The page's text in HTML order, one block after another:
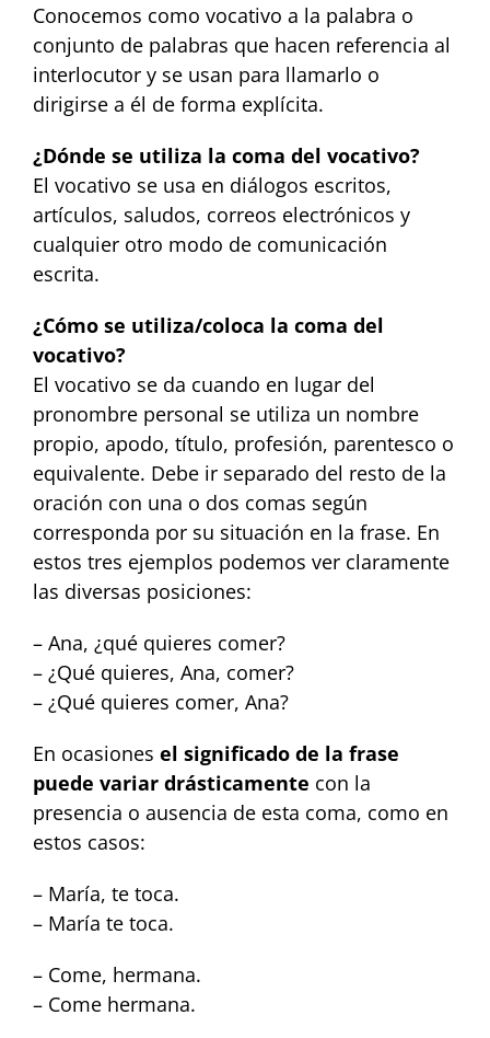
Conocemos como vocativo a la palabra o
conjunto de palabras que hacen referencia al
interlocutor y se usan para llamarlo o
dirigirse a él de forma explícita.
¿Dónde se utiliza la coma del vocativo?
El vocativo se usa en diálogos escritos,
artículos, saludos, correos electrónicos y
cualquier otro modo de comunicación
escrita.
¿Cómo se utiliza/coloca la coma del
vocativo?
El vocativo se da cuando en lugar del
pronombre personal se utiliza un nombre
propio, apodo, título, profesión, parentesco o
equivalente. Debe ir separado del resto de la
oración con una o dos comas según
corresponda por su situación en la frase. En
estos tres ejemplos podemos ver claramente
las diversas posiciones:
– Ana, ¿qué quieres comer?
– ¿Qué quieres, Ana, comer?
– ¿Qué quieres comer, Ana?
En ocasiones el significado de la frase
puede variar drásticamente con la
presencia o ausencia de esta coma, como en
estos casos:
– María, te toca.
– María te toca.
– Come, hermana.
– Come hermana.